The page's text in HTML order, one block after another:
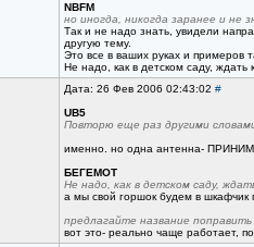
NBFM
но иногда, никогда заранее и не
Так и не надо знать, увидели
другую тему.
Это все в ваших руках и примеров
Не надо, как в детском саду, ждать
Дата: 26 Фев 2006 02:43:02 #
UB5
Повторю еще раз другими
именно. но одна антенна-
БЕГЕМОТ
Не надо, как в детском саду,
а мы свой горшок будем в шкафчик
предлагайте название поправить
вот это- реально чаще работает,